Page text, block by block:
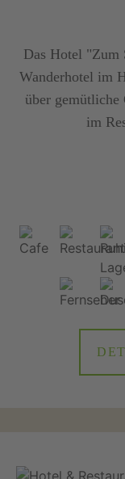
Das Hotel "Zum
Wanderhotel im
über gemütliche
im